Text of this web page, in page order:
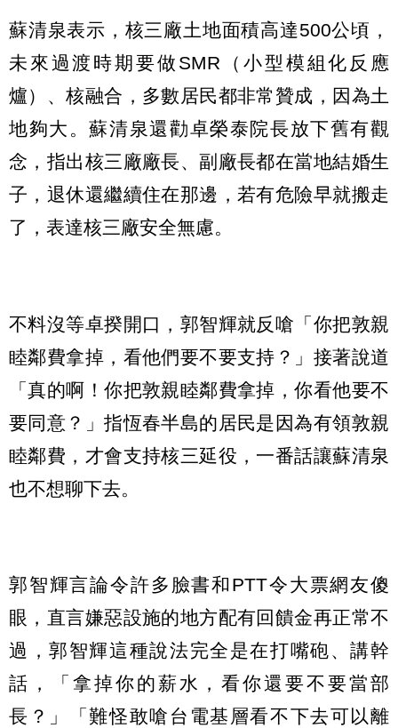
蘇清泉表示，核三廠土地面積高達500公頃，
未來過渡時期要做SMR（小型模組化反應
爐）、核融合，多數居民都非常贊成，因為土
地夠大。蘇清泉還勸卓榮泰院長放下舊有觀
念，指出核三廠廠長、副廠長都在當地結婚生
子，退休還繼續住在那邊，若有危險早就搬走
了，表達核三廠安全無慮。
不料沒等卓揆開口，郭智輝就反嗆「你把敦親
睦鄰費拿掉，看他們要不要支持？」接著說道
「真的啊！你把敦親睦鄰費拿掉，你看他要不
要同意？」指恆春半島的居民是因為有領敦親
睦鄰費，才會支持核三延役，一番話讓蘇清泉
也不想聊下去。
郭智輝言論令許多臉書和PTT令大票網友傻
眼，直言嫌惡設施的地方配有回饋金再正常不
過，郭智輝這種說法完全是在打嘴砲、講幹
話，「拿掉你的薪水，看你還要不要當部
長？」「難怪敢嗆台電基層看不下去可以離